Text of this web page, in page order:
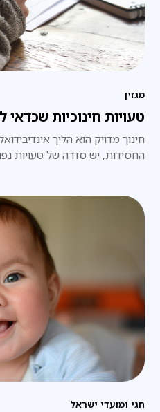
מגזין
טעויות חינוכיות
חינוך מדויק הוא הליך
החסידות, יש סדרה של טעויות
חגי ומועדי ישראל